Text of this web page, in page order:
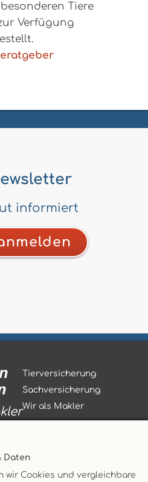
Daten
wir Cookies und vergleichbare
Tiere
Verfügung
informiert
Tierversicherung
Sachversicherung
Wir als Makler